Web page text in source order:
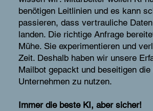
benötigen Leitlinien und es kann
passieren, dass vertrauliche
landen. Die richtige Anfrage
Mühe. Sie experimentieren und
Zeit. Deshalb haben wir unsere
Mailbot gepackt und beseitigen
Unternehmen zu nutzen.
Immer die beste KI, aber sicher!